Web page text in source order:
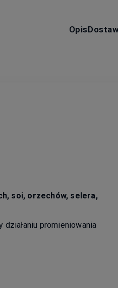
Opis
soi, orzechów, selera,
promieniowania